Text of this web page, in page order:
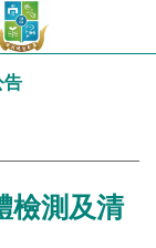
告
檢測及清